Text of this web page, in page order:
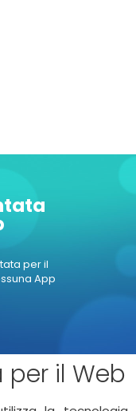
per il
App
il Web